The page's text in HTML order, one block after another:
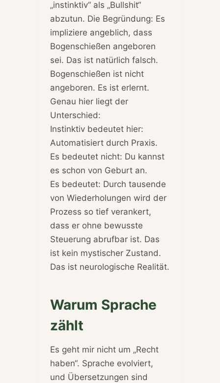
„instinktiv“ als „Bullshit“
abzutun. Die Begründung: Es
impliziere angeblich, dass
Bogenschießen angeboren
sei. Das ist natürlich falsch.
Bogenschießen ist nicht
angeboren. Es ist erlernt.
Genau hier liegt der
Unterschied:
Instinktiv bedeutet hier:
Automatisiert durch Praxis.
Es bedeutet nicht: Du kannst
es schon von Geburt an.
Es bedeutet: Durch tausende
von Wiederholungen wird der
Prozess so tief verankert,
dass er ohne bewusste
Steuerung abrufbar ist. Das
ist kein mystischer Zustand.
Das ist neurologische Realität.
Warum Sprache
zählt
Es geht mir nicht um „Recht
haben“. Sprache evolviert,
und Übersetzungen sind